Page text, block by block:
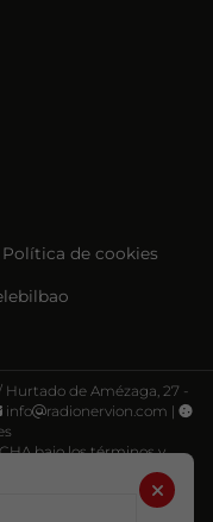
Política de cookies
Hurtado de Amézaga, 27 -
info
radionervion.com |
bajo los términos y
Términos de servicio